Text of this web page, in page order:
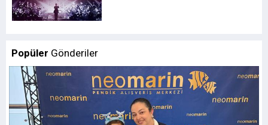
Popüler Gönderiler